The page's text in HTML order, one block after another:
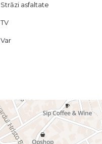
Străzi asfaltate
TV
Var